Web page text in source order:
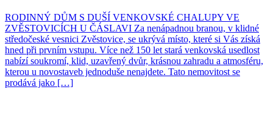
RODINNÝ DŮM S DUŠÍ VENKOVSKÉ CHALUPY VE
ZVĚSTOVICÍCH U ČÁSLAVI Za nenápadnou branou, v klidné
středočeské vesnici Zvěstovice, se ukrývá místo, které si Vás získá
hned při prvním vstupu. Více než 150 let stará venkovská usedlost
nabízí soukromí, klid, uzavřený dvůr, krásnou zahradu a atmosféru,
kterou u novostaveb jednoduše nenajdete. Tato nemovitost se
prodává jako […]